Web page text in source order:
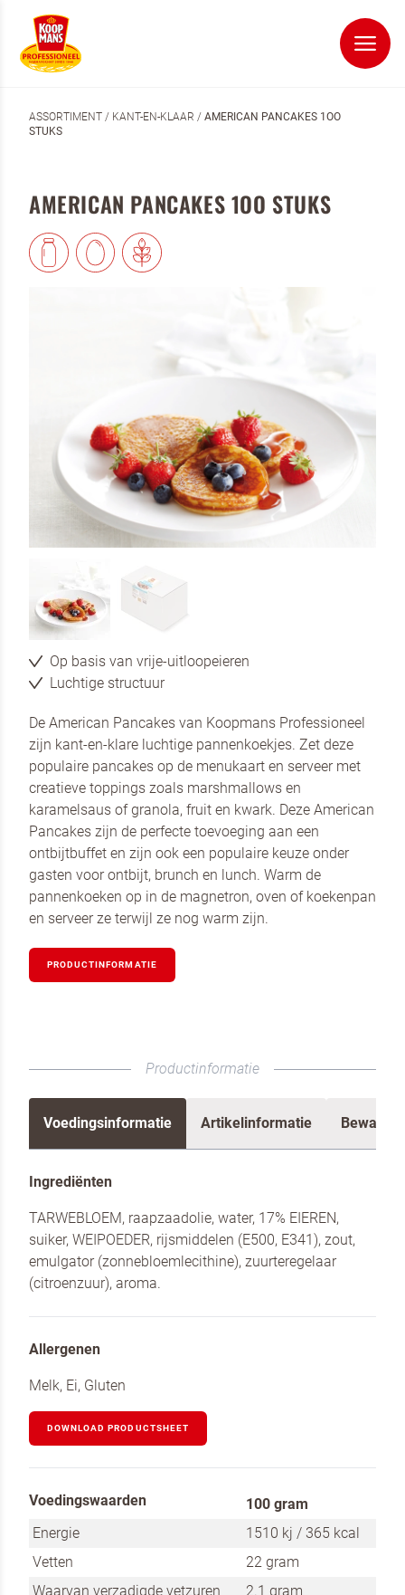
ASSORTIMENT / KANT-EN-KLAAR / AMERICAN PANCAKES 1OO
STUKS
AMERICAN PANCAKES 1OO STUKS
Op basis van vrije-uitloopeieren
Luchtige structuur
De American Pancakes van Koopmans Professioneel
zijn kant-en-klare luchtige pannenkoekjes. Zet deze
populaire pancakes op de menukaart en serveer met
creatieve toppings zoals marshmallows en
karamelsaus of granola, fruit en kwark. Deze American
Pancakes zijn de perfecte toevoeging aan een
ontbijtbuffet en zijn ook een populaire keuze onder
gasten voor ontbijt, brunch en lunch. Warm de
pannenkoeken op in de magnetron, oven of koekenpan
en serveer ze terwijl ze nog warm zijn.
PRODUCTINFORMATIE
Productinformatie
Voedingsinformatie Artikelinformatie Bewaren
Ingrediënten
TARWEBLOEM, raapzaadolie, water, 17% EIEREN,
suiker, WEIPOEDER, rijsmiddelen (E500, E341), zout,
emulgator (zonnebloemlecithine), zuurteregelaar
(citroenzuur), aroma.
Allergenen
Melk, Ei, Gluten
DOWNLOAD PRODUCTSHEET
Voedingswaarden
100 gram
Energie
1510 kj / 365 kcal
Vetten
22 gram
Waarvan verzadigde vetzuren
2.1 gram
Neem contact met ons op